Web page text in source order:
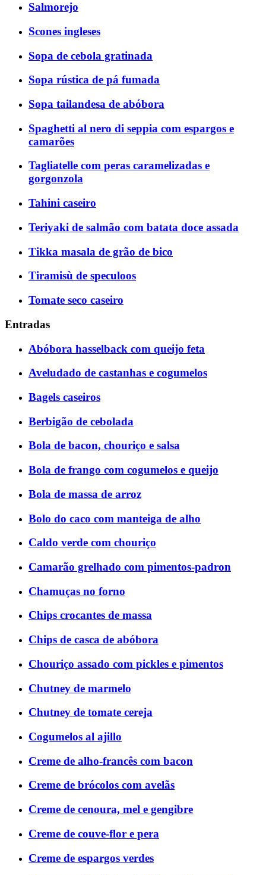
Salmorejo
Scones ingleses
Sopa de cebola gratinada
Sopa rústica de pá fumada
Sopa tailandesa de abóbora
Spaghetti al nero di seppia com espargos e
camarões
Tagliatelle com peras caramelizadas e
gorgonzola
Tahini caseiro
Teriyaki de salmão com batata doce assada
Tikka masala de grão de bico
Tiramisù de speculoos
Tomate seco caseiro
Entradas
Abóbora hasselback com queijo feta
Aveludado de castanhas e cogumelos
Bagels caseiros
Berbigão de cebolada
Bola de bacon, chouriço e salsa
Bola de frango com cogumelos e queijo
Bola de massa de arroz
Bolo do caco com manteiga de alho
Caldo verde com chouriço
Camarão grelhado com pimentos-padron
Chamuças no forno
Chips crocantes de massa
Chips de casca de abóbora
Chouriço assado com pickles e pimentos
Chutney de marmelo
Chutney de tomate cereja
Cogumelos al ajillo
Creme de alho-francês com bacon
Creme de brócolos com avelãs
Creme de cenoura, mel e gengibre
Creme de couve-flor e pera
Creme de espargos verdes